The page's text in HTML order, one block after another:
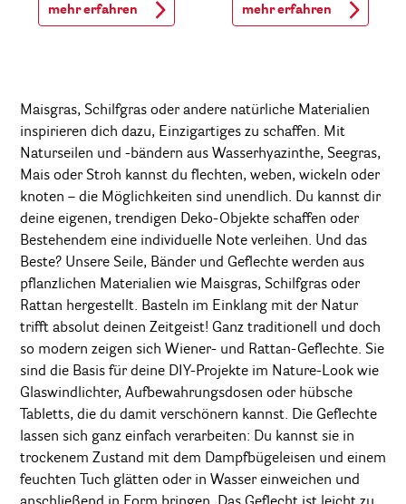
mehr erfahren mehr erfahren
Maisgras, Schilfgras oder andere natürliche Materialien
inspirieren dich dazu, Einzigartiges zu schaffen. Mit
Naturseilen und -bändern aus Wasserhyazinthe, Seegras,
Mais oder Stroh kannst du flechten, weben, wickeln oder
knoten – die Möglichkeiten sind unendlich. Du kannst dir
deine eigenen, trendigen Deko-Objekte schaffen oder
Bestehendem eine individuelle Note verleihen. Und das
Beste? Unsere Seile, Bänder und Geflechte werden aus
pflanzlichen Materialien wie Maisgras, Schilfgras oder
Rattan hergestellt. Basteln im Einklang mit der Natur
trifft absolut deinen Zeitgeist! Ganz traditionell und doch
so modern zeigen sich Wiener- und Rattan-Geflechte. Sie
sind die Basis für deine DIY-Projekte im Nature-Look wie
Glaswindlichter, Aufbewahrungsdosen oder hübsche
Tabletts, die du damit verschönern kannst. Die Geflechte
lassen sich ganz einfach verarbeiten: Du kannst sie in
trockenem Zustand mit dem Dampfbügeleisen und einem
feuchten Tuch glätten oder in Wasser einweichen und